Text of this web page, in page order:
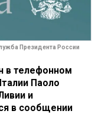
Президента России
в телефонном
Паоло
и
в сообщении